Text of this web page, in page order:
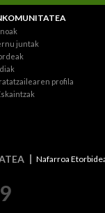
juntak
profila
Nafarroa